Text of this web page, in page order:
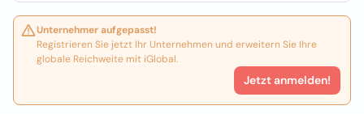
Unternehmer aufgepasst!
Registrieren Sie jetzt Ihr Unternehmen und erweitern Sie Ihre
globale Reichweite mit iGlobal.
Jetzt anmelden!